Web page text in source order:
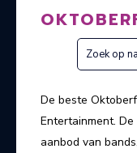
De beste
Entertainment.
aanbod van